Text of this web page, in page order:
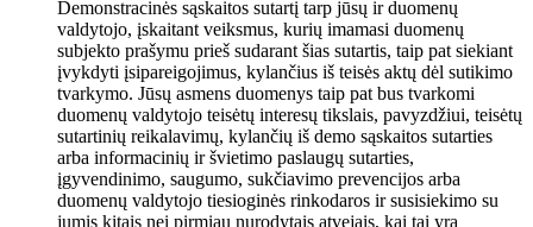
Demonstracinės sąskaitos sutartį tarp jūsų ir duomenų
valdytojo, įskaitant veiksmus, kurių imamasi duomenų
subjekto prašymu prieš sudarant šias sutartis, taip pat siekiant
įvykdyti įsipareigojimus, kylančius iš teisės aktų dėl sutikimo
tvarkymo. Jūsų asmens duomenys taip pat bus tvarkomi
duomenų valdytojo teisėtų interesų tikslais, pavyzdžiui, teisėtų
sutartinių reikalavimų, kylančių iš demo sąskaitos sutarties
arba informacinių ir švietimo paslaugų sutarties,
įgyvendinimo, saugumo, sukčiavimo prevencijos arba
duomenų valdytojo tiesioginės rinkodaros ir susisiekimo su
jumis kitais nei pirmiau nurodytais atvejais, kai tai yra